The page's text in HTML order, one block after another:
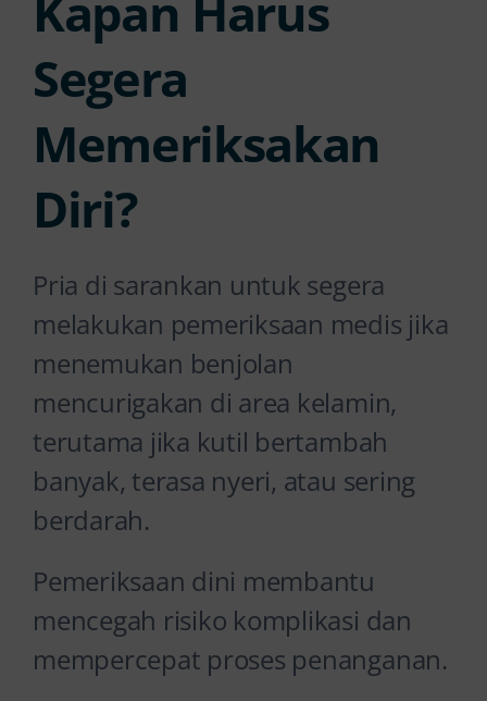
Segera
Memeriksakan
Diri?
Pria di sarankan untuk segera
melakukan pemeriksaan medis jika
menemukan benjolan
mencurigakan di area kelamin,
terutama jika kutil bertambah
banyak, terasa nyeri, atau sering
berdarah.
Pemeriksaan dini membantu
mencegah risiko komplikasi dan
mempercepat proses penanganan.